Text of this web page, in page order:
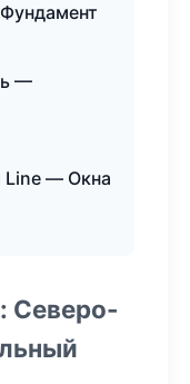
—
Line — Окна
Северо-